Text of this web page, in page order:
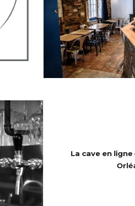
La cave en ligne